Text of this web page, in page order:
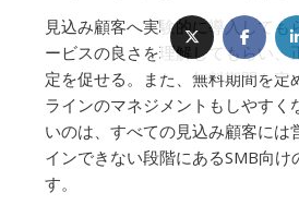
見込み顧客へ実験的に導入しても
ービスの良さを理解してもらい、
定を促せる。また、無料期間を定
ラインのマネジメントもしやすく
いのは、すべての見込み顧客には
インできない段階にあるSMB向け
す。